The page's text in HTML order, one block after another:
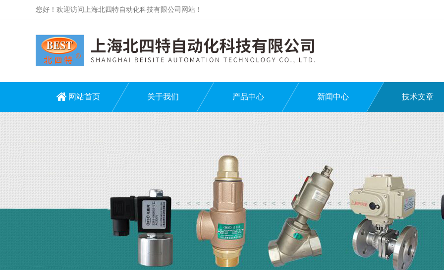
您好！欢迎访问上海北四特自动化科技有限公司网站！
网站首页 关于我们 产品中心 新闻中心 技术文章